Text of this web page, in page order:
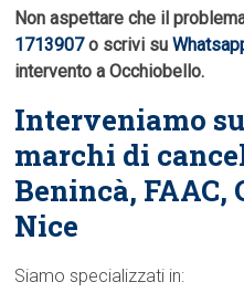
Non aspettare che il
1713907o scrivi su
intervento a Occhiobello.
Interveniamo
marchi di
Benincà, FAAC,
Nice
Siamo specializzati in: